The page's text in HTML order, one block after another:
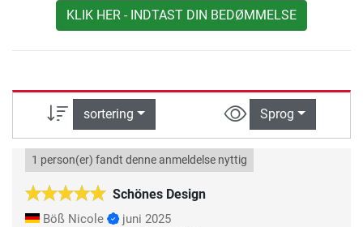
KLIK HER - INDTAST DIN BEDØMMELSE
sortering Sprog
Schönes Design
1 person(er) fandt denne anmeldelse nyttig
Böß Nicole
juni 2025